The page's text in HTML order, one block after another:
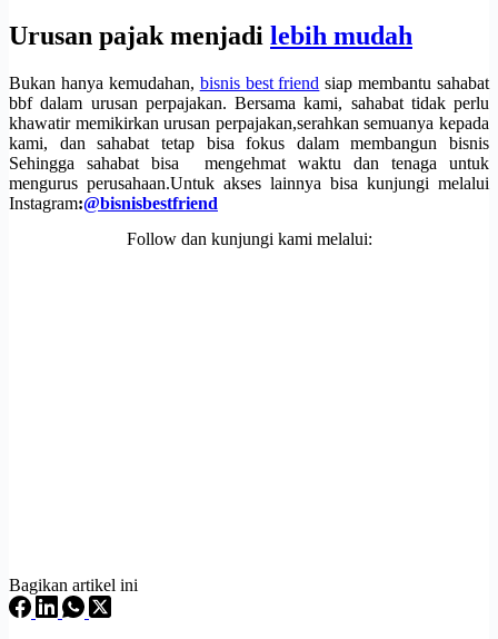
Urusan pajak menjadi lebih mudah
Bukan hanya kemudahan, bisnis best friend siap membantu sahabat
bbf dalam urusan perpajakan. Bersama kami, sahabat tidak perlu
khawatir memikirkan urusan perpajakan,serahkan semuanya kepada
kami, dan sahabat tetap bisa fokus dalam membangun bisnis
Sehingga sahabat bisa mengehmat waktu dan tenaga untuk
mengurus perusahaan.Untuk akses lainnya bisa kunjungi melalui
Instagram:@bisnisbestfriend
Follow dan kunjungi kami melalui:
Bagikan artikel ini